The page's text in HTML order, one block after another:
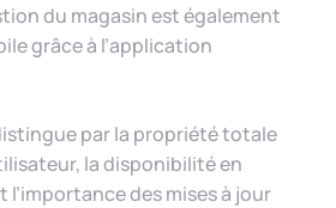
du magasin est également
grâce à l’application
par la propriété totale
la disponibilité en
l’importance des mises à jour